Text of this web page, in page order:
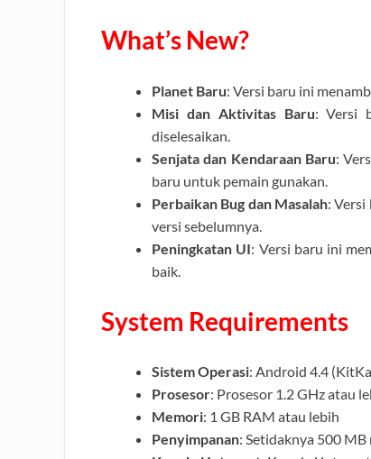
What’s New?
Planet Baru: Versi baru ini
Misi dan Aktivitas Baru: Versi
diselesaikan.
Senjata dan Kendaraan Baru:
baru untuk pemain gunakan.
Perbaikan Bug dan Masalah: Versi
versi sebelumnya.
Peningkatan UI: Versi baru ini
baik.
System Requirements
Sistem Operasi: Android 4.4
Prosesor: Prosesor 1.2 GHz atau
Memori: 1 GB RAM atau lebih
Penyimpanan: Setidaknya 500